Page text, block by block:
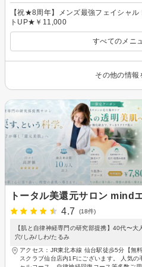
【祝★8周年】メンズ最強フェイシャ
トUP★￥11,000
すべてのメニ
その他の情報
トータル美還元サロン mind
4.7
(18件)
【肌と自律神経専門の研究部提携】40代〜
穴/しみ/しわ/たるみ
アクセス：JR東北本線 仙台駅徒歩5分【無
スクラブ仙台店内1Fにございます。 人気